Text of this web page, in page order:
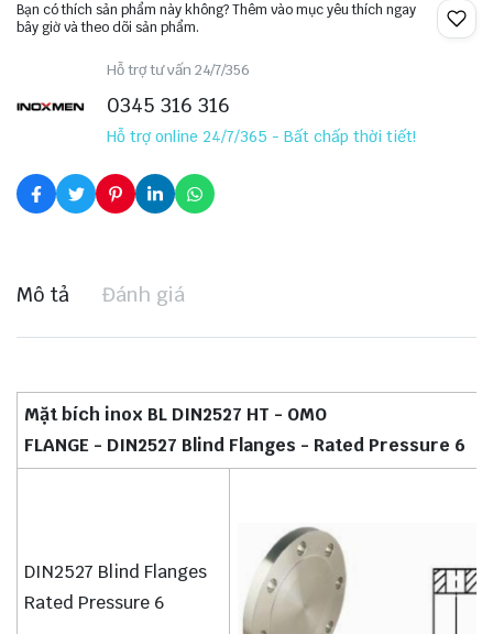
Bạn có thích sản phẩm này không? Thêm vào mục yêu thích ngay
bây giờ và theo dõi sản phẩm.
Hỗ trợ tư vấn 24/7/356
0345 316 316
Hỗ trợ online 24/7/365 - Bất chấp thời tiết!
Mô tả Đánh giá
Mặt bích inox BL DIN2527 HT - OMO
FLANGE - DIN2527 Blind Flanges - Rated Pressure 6
DIN2527 Blind Flanges
Rated Pressure 6